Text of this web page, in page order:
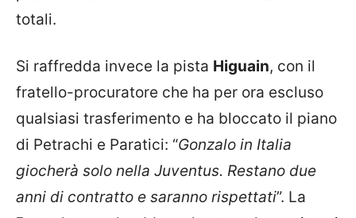
totali.
Si raffredda invece la pista Higuain, con il
fratello-procuratore che ha per ora escluso
qualsiasi trasferimento e ha bloccato il piano
di Petrachi e Paratici: “Gonzalo in Italia
giocherà solo nella Juventus. Restano due
anni di contratto e saranno rispettati”. La